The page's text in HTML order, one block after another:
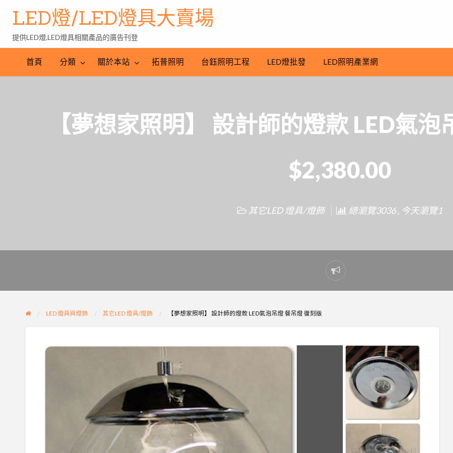
LED
批
LED
照
產
LED燈/LED燈具大賣場
提供LED燈,LED燈具相關產品的廣告刊登
首頁 分類 關於本站 拓普照明 台鈺照明工程 LED燈批發 LED照明產業網
【夢想家照明】 設計師的燈款 LED氣
$2,380.00
其它LED 燈具/燈飾 總瀏覽3036 , 今天瀏覽1
Report
problem
LED 燈具與燈飾 其它LED 燈具/燈飾 【夢想家照明】 設計師的燈款 LED氣泡吊燈 餐吊燈 復刻版